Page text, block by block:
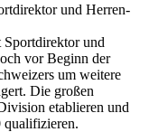
und Herren-
und
vor Beginn der
um weitere
Die großen
etablieren und
qualifizieren.